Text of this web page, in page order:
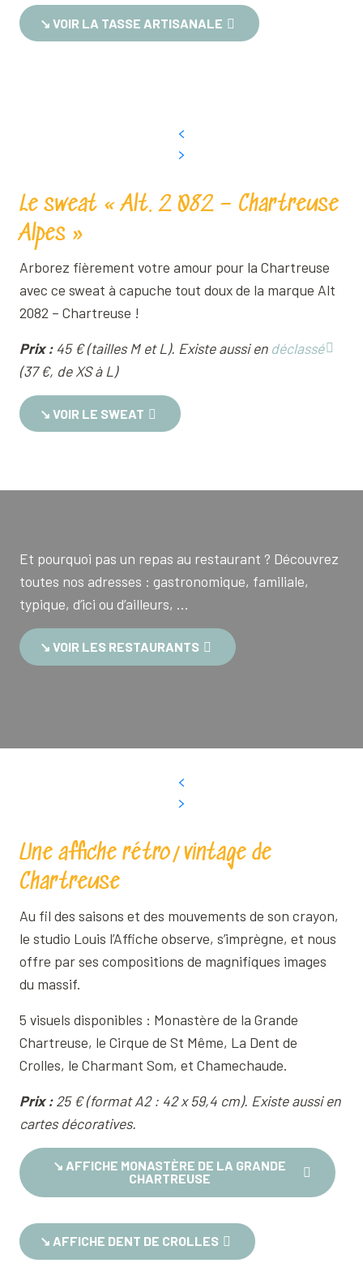
↘︎ VOIR LA TASSE ARTISANALE
Le sweat « Alt. 2 082 – Chartreuse
Alpes »
Arborez fièrement votre amour pour la Chartreuse
avec ce sweat à capuche tout doux de la marque Alt
2082 – Chartreuse !
Prix :45 € (tailles M et L). Existe aussi en déclassé
(37 €, de XS à L)
↘︎ VOIR LE SWEAT
Et pourquoi pas un repas au restaurant ? Découvrez
toutes nos adresses : gastronomique, familiale,
typique, d’ici ou d’ailleurs, …
↘︎ VOIR LES RESTAURANTS
Une affiche rétro/vintage de
Chartreuse
Au fil des saisons et des mouvements de son crayon,
le studio Louis l’Affiche observe, s’imprègne, et nous
offre par ses compositions de magnifiques images
du massif.
5 visuels disponibles : Monastère de la Grande
Chartreuse, le Cirque de St Même, La Dent de
Crolles, le Charmant Som, et Chamechaude.
Prix :25 € (format A2 : 42 x 59,4 cm). Existe aussi en
cartes décoratives.
↘︎ AFFICHE MONASTÈRE DE LA GRANDE
CHARTREUSE
↘︎ AFFICHE DENT DE CROLLES